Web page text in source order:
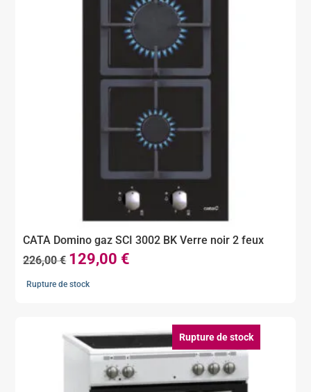
CATA Domino gaz SCI 3002 BK Verre noir 2 feux
226,00€ Le
prix
226,00 €.
129,00 €
129,00 €.
Rupture de stock
Rupture de stock